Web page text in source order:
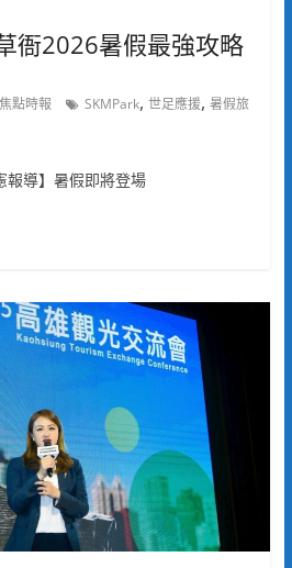
衙2026暑假最強攻略
焦點時報 SKMPark, 世足應援, 暑假旅
報導】暑假即將登場